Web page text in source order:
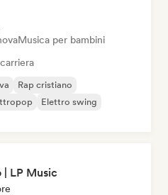
Musica per bambini
Rap cristiano
Elettro swing
| LP Music